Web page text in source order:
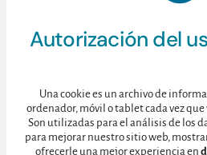
Autorización del
Una cookie es un archivo de
ordenador, móvil o tablet cada vez
Son utilizadas para el análisis de los
para mejorar nuestro sitio web,
ofrecerle una mejor experiencia en